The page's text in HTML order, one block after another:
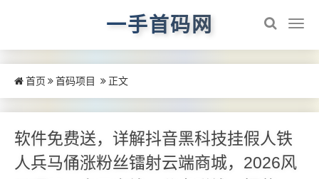
一手首码网
首页 首码项目 正文
软件免费送，详解抖音黑科技挂假人铁
人兵马俑涨粉丝镭射云端商城，2026风